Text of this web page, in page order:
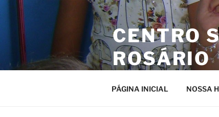
CENTRO
ROSÁRIO
PÁGINA INICIAL NOSSA